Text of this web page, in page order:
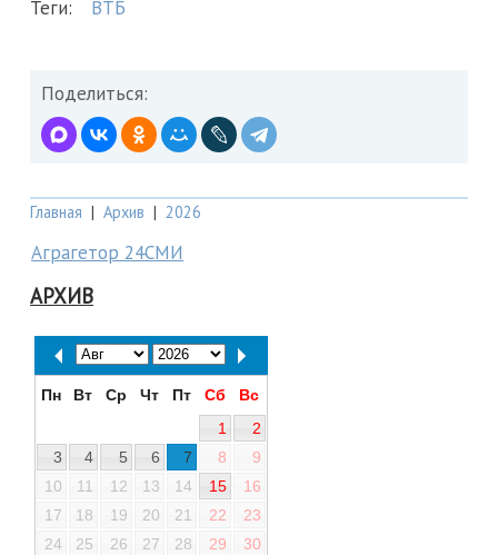
Теги: ВТБ
Поделиться:
Главная | Архив | 2026
Аграгетор 24СМИ
АРХИВ
Пн Вт Ср Чт Пт Сб
Вс
1
2
3
4 5 6 7 8
9
10
11 12 13 14 15
16
17
18 19 20 21 22
23
24
25 26 27 28 29
30